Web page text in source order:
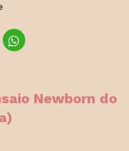
Newborn do